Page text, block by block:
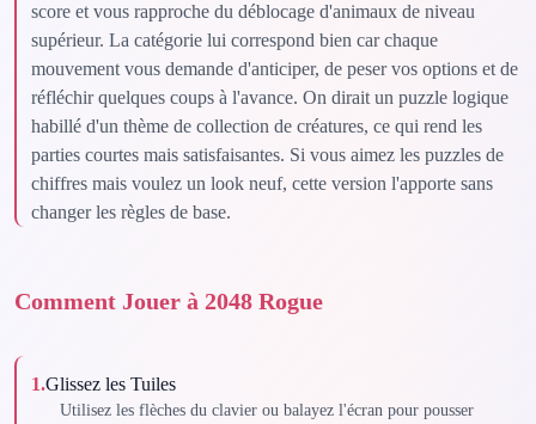
score et vous rapproche du déblocage d'animaux de niveau
supérieur. La catégorie lui correspond bien car chaque
mouvement vous demande d'anticiper, de peser vos options et de
réfléchir quelques coups à l'avance. On dirait un puzzle logique
habillé d'un thème de collection de créatures, ce qui rend les
parties courtes mais satisfaisantes. Si vous aimez les puzzles de
chiffres mais voulez un look neuf, cette version l'apporte sans
changer les règles de base.
Comment Jouer à 2048 Rogue
1.Glissez les Tuiles
Utilisez les flèches du clavier ou balayez l'écran pour pousser